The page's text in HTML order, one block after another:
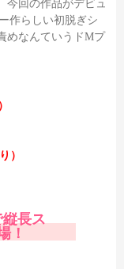
今回の作品がデビュ
作らしい初脱ぎシ
めなんていうドMプ
）
長ス
！